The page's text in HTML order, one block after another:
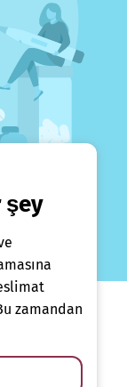
şey
zamandan